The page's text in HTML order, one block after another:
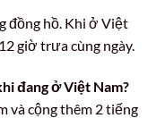
đồng hồ. Khi ở Việt
giờ trưa cùng ngày.
đang ở Việt Nam?
và cộng thêm 2 tiếng